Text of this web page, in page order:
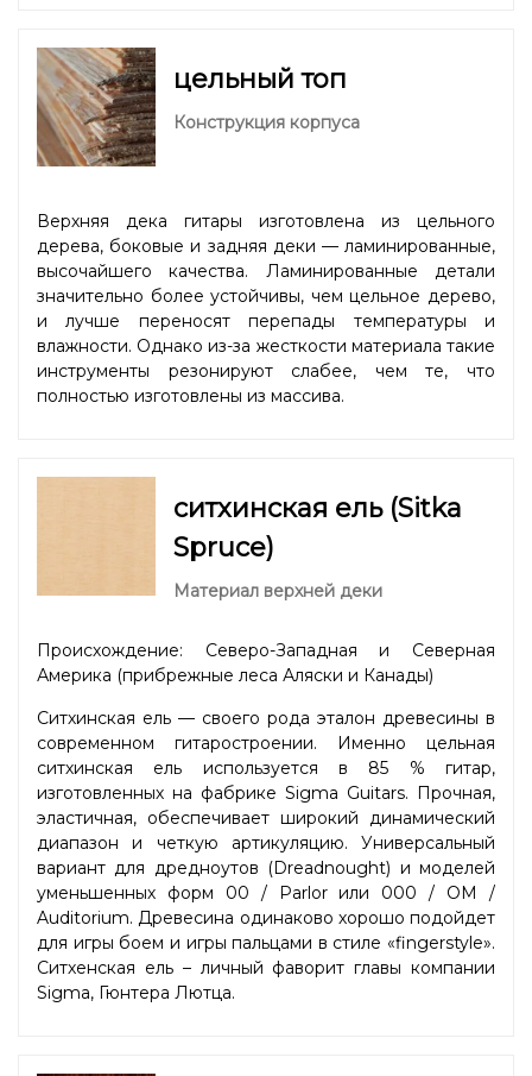
цельный топ
Конструкция корпуса
Верхняя дека гитары изготовлена из цельного
дерева, боковые и задняя деки — ламинированные,
высочайшего качества. Ламинированные детали
значительно более устойчивы, чем цельное дерево,
и лучше переносят перепады температуры и
влажности. Однако из-за жесткости материала такие
инструменты резонируют слабее, чем те, что
полностью изготовлены из массива.
ситхинская ель (Sitka
Spruce)
Материал верхней деки
Происхождение: Северо-Западная и Северная
Америка (прибрежные леса Аляски и Канады)
Ситхинская ель — своего рода эталон древесины в
современном гитаростроении. Именно цельная
ситхинская ель используется в 85 % гитар,
изготовленных на фабрике Sigma Guitars. Прочная,
эластичная, обеспечивает широкий динамический
диапазон и четкую артикуляцию. Универсальный
вариант для дредноутов (Dreadnought) и моделей
уменьшенных форм 00 / Parlor или 000 / OM /
Auditorium. Древесина одинаково хорошо подойдет
для игры боем и игры пальцами в стиле «fingerstyle».
Ситхенская ель – личный фаворит главы компании
Sigma, Гюнтера Лютца.